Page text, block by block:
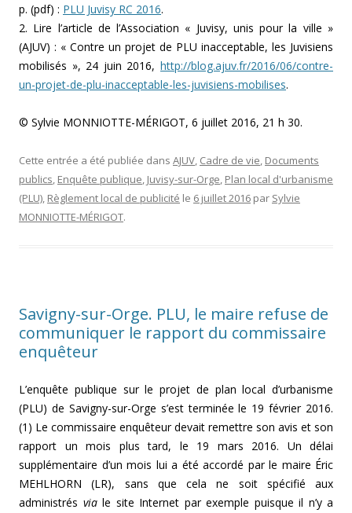
p. (pdf) : PLU Juvisy RC 2016.
2. Lire l’article de l’Association « Juvisy, unis pour la ville »
(AJUV) : « Contre un projet de PLU inacceptable, les Juvisiens
mobilisés », 24 juin 2016, http://blog.ajuv.fr/2016/06/contre-
un-projet-de-plu-inacceptable-les-juvisiens-mobilises.
© Sylvie MONNIOTTE-MÉRIGOT, 6 juillet 2016, 21 h 30.
Cette entrée a été publiée dans AJUV, Cadre de vie, Documents
publics, Enquête publique, Juvisy-sur-Orge, Plan local d'urbanisme
(PLU), Règlement local de publicité le 6 juillet 2016 par Sylvie
MONNIOTTE-MÉRIGOT.
Savigny-sur-Orge. PLU, le maire refuse de
communiquer le rapport du commissaire
enquêteur
L’enquête publique sur le projet de plan local d’urbanisme
(PLU) de Savigny-sur-Orge s’est terminée le 19 février 2016.
(1) Le commissaire enquêteur devait remettre son avis et son
rapport un mois plus tard, le 19 mars 2016. Un délai
supplémentaire d’un mois lui a été accordé par le maire Éric
MEHLHORN (LR), sans que cela ne soit spécifié aux
administrés viale site Internet par exemple puisque il n’y a